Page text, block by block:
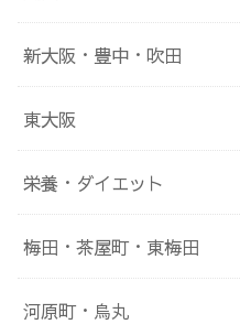
新大阪・豊中・吹田
東大阪
栄養・ダイエット
梅田・茶屋町・東梅田
河原町・烏丸